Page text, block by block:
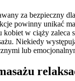
za bezpieczny
powinny unikać
w ciąży
Niekiedy
lub